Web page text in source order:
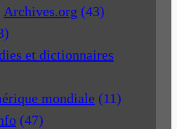
Archives.org (43)
et dictionnaires
mondiale (11)
(47)